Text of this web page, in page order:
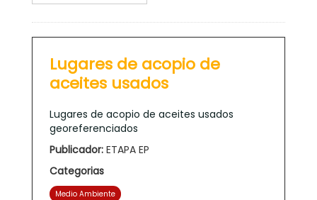
Lugares de acopio de
aceites usados
Lugares de acopio de aceites usados
georeferenciados
Publicador: ETAPA EP
Categorias
Medio Ambiente